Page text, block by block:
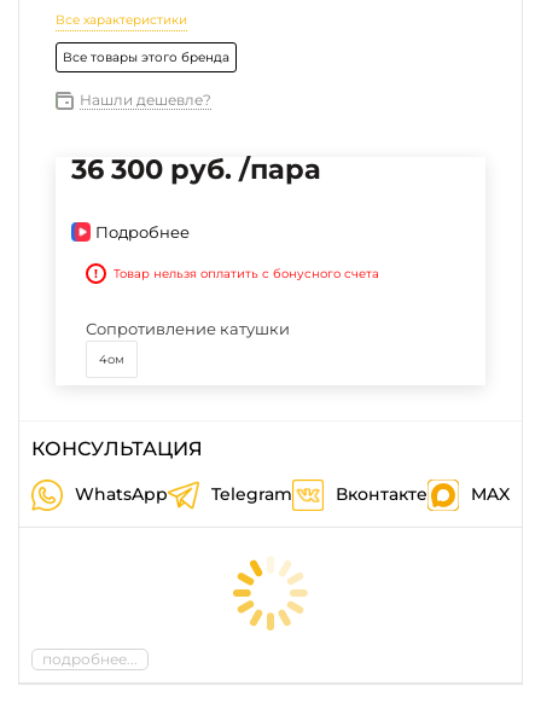
Все характеристики
Все товары этого бренда
Нашли дешевле?
36 300 руб. /пара
Подробнее
! Товар нельзя оплатить с бонусного счета
Сопротивление катушки
4ом
КОНСУЛЬТАЦИЯ
WhatsApp Telegram Вконтакте MAX
подробнее...